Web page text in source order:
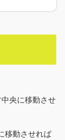
央に移動させ
移動させれば